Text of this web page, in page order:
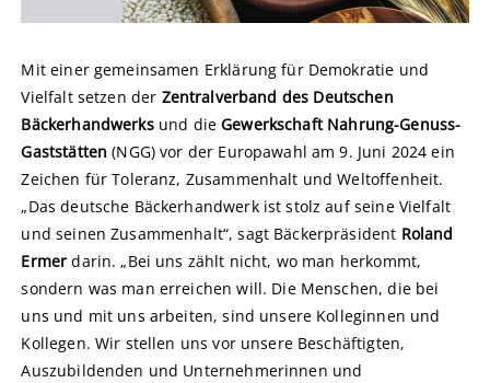
Mit einer gemeinsamen Erklärung für Demokratie und
Vielfalt setzen der Zentralverband des Deutschen
Bäckerhandwerksund dieGewerkschaft Nahrung-Genuss-
Gaststätten (NGG) vor der Europawahl am 9. Juni 2024 ein
Zeichen für Toleranz, Zusammenhalt und Weltoffenheit.
„Das deutsche Bäckerhandwerk ist stolz auf seine Vielfalt
und seinen Zusammenhalt“, sagt Bäckerpräsident Roland
Ermer darin. „Bei uns zählt nicht, wo man herkommt,
sondern was man erreichen will. Die Menschen, die bei
uns und mit uns arbeiten, sind unsere Kolleginnen und
Kollegen. Wir stellen uns vor unsere Beschäftigten,
Auszubildenden und Unternehmerinnen und